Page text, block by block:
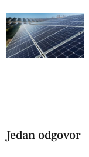
Jedan odgovor